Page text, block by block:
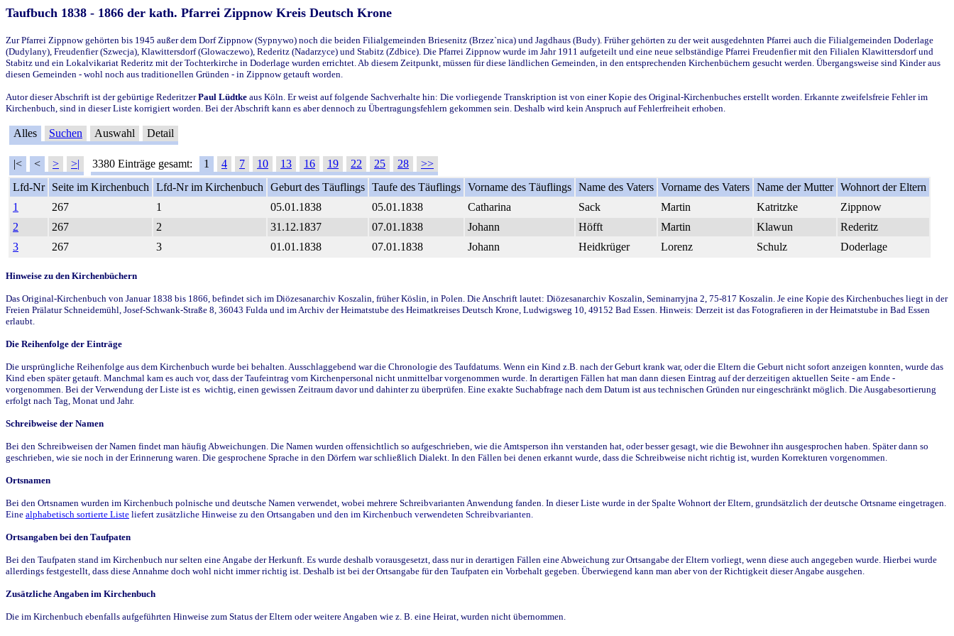
Taufbuch 1838 - 1866 der kath. Pfarrei Zippnow Kreis Deutsch Krone
Zur Pfarrei Zippnow gehörten bis 1945 außer dem Dorf Zippnow (Sypnywo) noch die beiden Filialgemeinden Briesenitz (Brzez`nica) und Jagdhaus (Budy). Früher gehörten zu der weit ausgedehnten Pfarrei auch die Filialgemeinden Doderlage
(Dudylany), Freudenfier (Szwecja), Klawittersdorf (Glowaczewo), Rederitz (Nadarzyce) und Stabitz (Zdbice). Die Pfarrei Zippnow wurde im Jahr 1911 aufgeteilt und eine neue selbständige Pfarrei Freudenfier mit den Filialen Klawittersdorf und
Stabitz und ein Lokalvikariat Rederitz mit der Tochterkirche in Doderlage wurden errichtet. Ab diesem Zeitpunkt, müssen für diese ländlichen Gemeinden, in den entsprechenden Kirchenbüchern gesucht werden. Übergangsweise sind Kinder aus
diesen Gemeinden - wohl noch aus traditionellen Gründen - in Zippnow getauft worden.
Autor dieser Abschrift ist der gebürtige RederitzerPaul Lüdtke aus Köln. Er weist auf folgende Sachverhalte hin: Die vorliegende Transkription ist von einer Kopie des Original-Kirchenbuches erstellt worden. Erkannte zweifelsfreie Fehler im
Kirchenbuch, sind in dieser Liste korrigiert worden. Bei der Abschrift kann es aber dennoch zu Übertragungsfehlern gekommen sein. Deshalb wird kein Anspruch auf Fehlerfreiheit erhoben.
Alles Suchen Auswahl Detail
|< < > >| 3380 Einträge gesamt: 1 4 7 10 13 16 19 22 25 28
>>
Lfd-Nr
Seite im Kirchenbuch Lfd-Nr im Kirchenbuch Geburt des Täuflings Taufe des Täuflings Vorname des Täuflings Name des Vaters Vorname des Vaters Name der Mutter Wohnort der Eltern
1
267 1 05.01.1838 05.01.1838 Catharina Sack Martin Katritzke
Zippnow
2
267 2 31.12.1837 07.01.1838 Johann Höfft Martin Klawun
Rederitz
3
267 3 01.01.1838 07.01.1838 Johann Heidkrüger Lorenz Schulz Doderlage
Hinweise zu den Kirchenbüchern
Das Original-Kirchenbuch von Januar 1838 bis 1866, befindet sich im Diözesanarchiv Koszalin, früher Köslin, in Polen. Die Anschrift lautet: Diözesanarchiv Koszalin, Seminarryjna 2, 75-817 Koszalin. Je eine Kopie des Kirchenbuches liegt in der
Freien Prälatur Schneidemühl, Josef-Schwank-Straße 8, 36043 Fulda und im Archiv der Heimatstube des Heimatkreises Deutsch Krone, Ludwigsweg 10, 49152 Bad Essen. Hinweis: Derzeit ist das Fotografieren in der Heimatstube in Bad Essen
erlaubt.
Die Reihenfolge der Einträge
Die ursprüngliche Reihenfolge aus dem Kirchenbuch wurde bei behalten. Ausschlaggebend war die Chronologie des Taufdatums. Wenn ein Kind z.B. nach der Geburt krank war, oder die Eltern die Geburt nicht sofort anzeigen konnten, wurde das
Kind eben später getauft. Manchmal kam es auch vor, dass der Taufeintrag vom Kirchenpersonal nicht unmittelbar vorgenommen wurde. In derartigen Fällen hat man dann diesen Eintrag auf der derzeitigen aktuellen Seite - am Ende -
vorgenommen. Bei der Verwendung der Liste ist es wichtig, einen gewissen Zeitraum davor und dahinter zu überprüfen. Eine exakte Suchabfrage nach dem Datum ist aus technischen Gründen nur eingeschränkt möglich. Die Ausgabesortierung
erfolgt nach Tag, Monat und Jahr.
Schreibweise der Namen
Bei den Schreibweisen der Namen findet man häufig Abweichungen. Die Namen wurden offensichtlich so aufgeschrieben, wie die Amtsperson ihn verstanden hat, oder besser gesagt, wie die Bewohner ihn ausgesprochen haben. Später dann so
geschrieben, wie sie noch in der Erinnerung waren. Die gesprochene Sprache in den Dörfern war schließlich Dialekt. In den Fällen bei denen erkannt wurde, dass die Schreibweise nicht richtig ist, wurden Korrekturen vorgenommen.
Ortsnamen
Bei den Ortsnamen wurden im Kirchenbuch polnische und deutsche Namen verwendet, wobei mehrere Schreibvarianten Anwendung fanden. In dieser Liste wurde in der Spalte Wohnort der Eltern, grundsätzlich der deutsche Ortsname eingetragen.
Eine alphabetisch sortierte Liste liefert zusätzliche Hinweise zu den Ortsangaben und den im Kirchenbuch verwendeten Schreibvarianten.
Ortsangaben bei den Taufpaten
Bei den Taufpaten stand im Kirchenbuch nur selten eine Angabe der Herkunft. Es wurde deshalb vorausgesetzt, dass nur in derartigen Fällen eine Abweichung zur Ortsangabe der Eltern vorliegt, wenn diese auch angegeben wurde. Hierbei wurde
allerdings festgestellt, dass diese Annahme doch wohl nicht immer richtig ist. Deshalb ist bei der Ortsangabe für den Taufpaten ein Vorbehalt gegeben. Überwiegend kann man aber von der Richtigkeit dieser Angabe ausgehen.
Zusätzliche Angaben im Kirchenbuch
Die im Kirchenbuch ebenfalls aufgeführten Hinweise zum Status der Eltern oder weitere Angaben wie z. B. eine Heirat, wurden nicht übernommen.